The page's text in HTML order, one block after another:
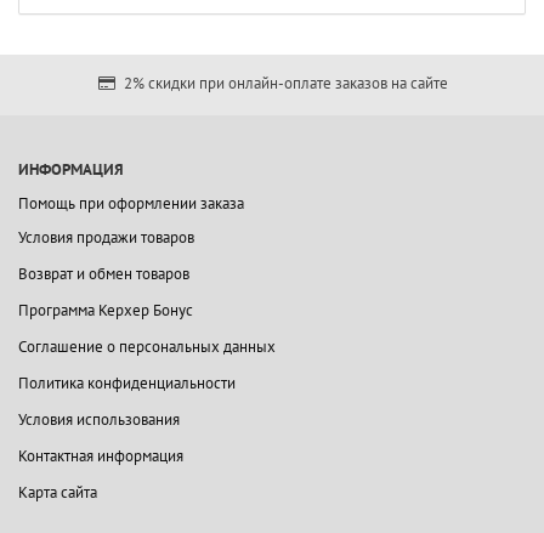
2% скидки при онлайн-оплате заказов на сайте
ИНФОРМАЦИЯ
Помощь при оформлении заказа
Условия продажи товаров
Возврат и обмен товаров
Программа Керхер Бонус
Соглашение о персональных данных
Политика конфиденциальности
Условия использования
Контактная информация
Карта сайта